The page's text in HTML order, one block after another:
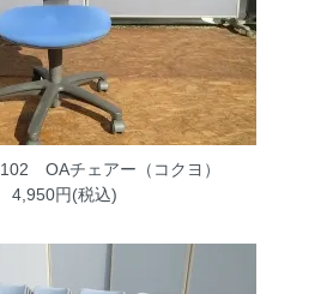
OAチェアー（コクヨ）
4,950円(税込)